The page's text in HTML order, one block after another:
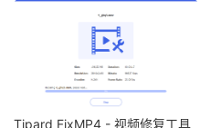
Tipard FixMP4 - 视频修复工具